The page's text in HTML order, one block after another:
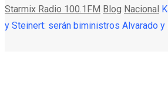
Starmix Radio 100.1FM Blog Nacional
y Steinert: serán biministros Alvarado y